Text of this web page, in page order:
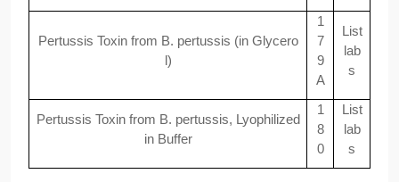
Pertussis Toxin from B. pertussis (in Glycero
l)
1
7
9
A
List
lab
s
Pertussis Toxin from B. pertussis, Lyophilized
in Buffer
1
8
0
List
lab
s